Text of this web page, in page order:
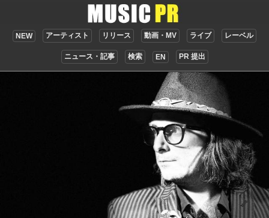
NEW アーティスト リリース 動画・MV ライブ レーベル
ニュース・記事 検索 EN PR 提出